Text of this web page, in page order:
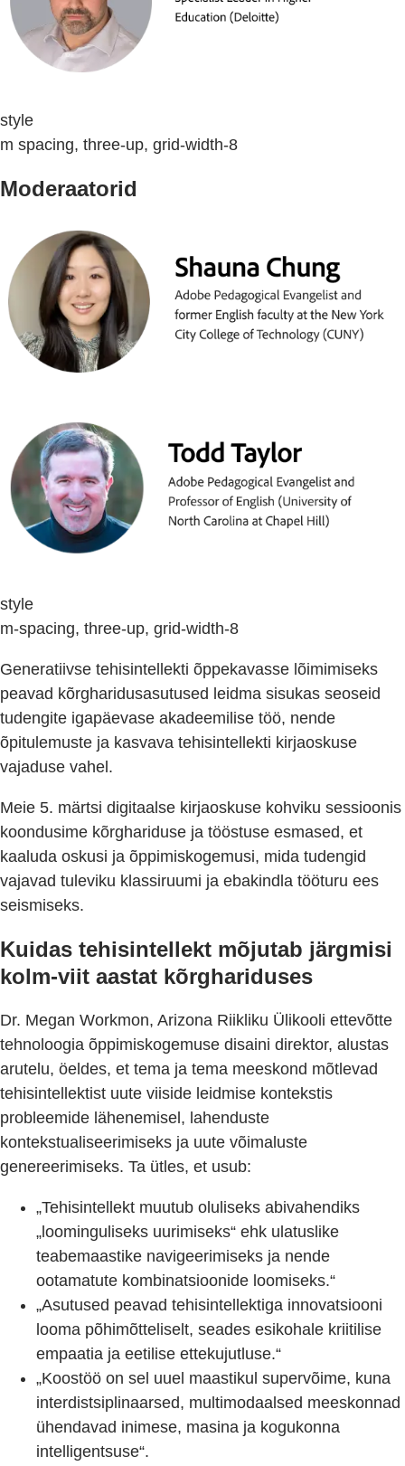
style
m spacing, three-up, grid-width-8
Moderaatorid
style
m-spacing, three-up, grid-width-8
Generatiivse tehisintellekti õppekavasse lõimimiseks
peavad kõrgharidusasutused leidma sisukas seoseid
tudengite igapäevase akadeemilise töö, nende
õpitulemuste ja kasvava tehisintellekti kirjaoskuse
vajaduse vahel.
Meie 5. märtsi digitaalse kirjaoskuse kohviku sessioonis
koondusime kõrghariduse ja tööstuse esmased, et
kaaluda oskusi ja õppimiskogemusi, mida tudengid
vajavad tuleviku klassiruumi ja ebakindla tööturu ees
seismiseks.
Kuidas tehisintellekt mõjutab järgmisi
kolm-viit aastat kõrghariduses
Dr. Megan Workmon, Arizona Riikliku Ülikooli ettevõtte
tehnoloogia õppimiskogemuse disaini direktor, alustas
arutelu, öeldes, et tema ja tema meeskond mõtlevad
tehisintellektist uute viiside leidmise kontekstis
probleemide lähenemisel, lahenduste
kontekstualiseerimiseks ja uute võimaluste
genereerimiseks. Ta ütles, et usub:
„Tehisintellekt muutub oluliseks abivahendiks
„loominguliseks uurimiseks“ ehk ulatuslike
teabemaastike navigeerimiseks ja nende
ootamatute kombinatsioonide loomiseks.“
„Asutused peavad tehisintellektiga innovatsiooni
looma põhimõtteliselt, seades esikohale kriitilise
empaatia ja eetilise ettekujutluse.“
„Koostöö on sel uuel maastikul supervõime, kuna
interdistsiplinaarsed, multimodaalsed meeskonnad
ühendavad inimese, masina ja kogukonna
intelligentsuse“.